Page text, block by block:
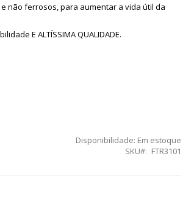
e não ferrosos, para aumentar a vida útil da
E ALTÍSSIMA QUALIDADE.
Disponibilidade: Em estoque
SKU
FTR3101